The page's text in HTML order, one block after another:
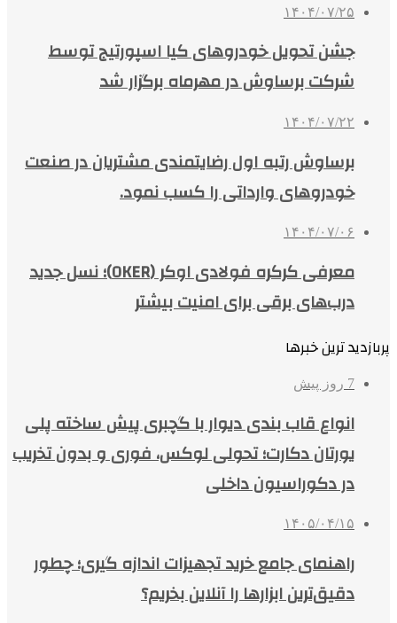
۱۴۰۴/۰۷/۲۵
جشن تحویل خودروهای کیا اسپورتیج توسط
شرکت برساوش در مهرماه برگزار شد
۱۴۰۴/۰۷/۲۲
برساوش رتبه اول رضایتمندی مشتریان در صنعت
خودروهای وارداتی را کسب نمود.
۱۴۰۴/۰۷/۰۶
معرفی کرکره فولادی اوکر (OKER)؛ نسل جدید
درب‌های برقی برای امنیت بیشتر
پربازدید ترین خبرها
7 روز پیش
انواع قاب بندی دیوار با گچبری پیش ساخته پلی
یورتان دکارت؛ تحولی لوکس، فوری و بدون تخریب
در دکوراسیون داخلی
۱۴۰۵/۰۴/۱۵
راهنمای جامع خرید تجهیزات اندازه گیری؛ چطور
دقیق‌ترین ابزارها را آنلاین بخریم؟